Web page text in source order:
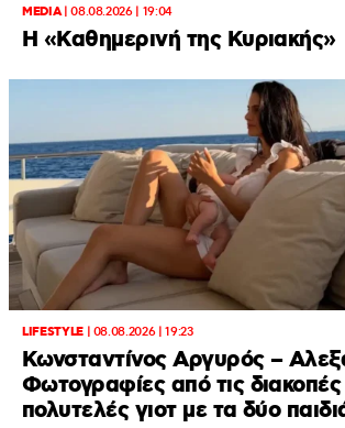
MEDIA|08.08.2026 | 19:04
H «Καθημερινή της Κυριακής»
LIFESTYLE| 08.08.2026 | 19:23
Κωνσταντίνος Αργυρός –
Φωτογραφίες από τις
πολυτελές γιοτ με τα δύο